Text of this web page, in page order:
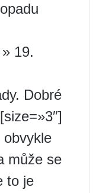
» 19.
Dobré
může se
to je